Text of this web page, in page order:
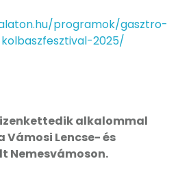
programok/gasztro-
2025/
alkalommal
Vámosi Lencse- és
Nemesvámoson.